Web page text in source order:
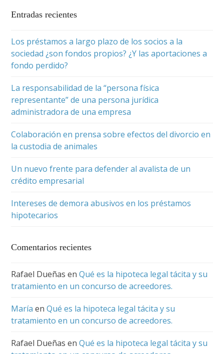
Entradas recientes
Los préstamos a largo plazo de los socios a la
sociedad ¿son fondos propios? ¿Y las aportaciones a
fondo perdido?
La responsabilidad de la “persona física
representante” de una persona jurídica
administradora de una empresa
Colaboración en prensa sobre efectos del divorcio en
la custodia de animales
Un nuevo frente para defender al avalista de un
crédito empresarial
Intereses de demora abusivos en los préstamos
hipotecarios
Comentarios recientes
Rafael Dueñas enQué es la hipoteca legal tácita y su
tratamiento en un concurso de acreedores.
María enQué es la hipoteca legal tácita y su
tratamiento en un concurso de acreedores.
Rafael Dueñas enQué es la hipoteca legal tácita y su